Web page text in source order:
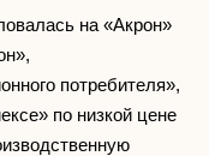
на «Акрон»
потребителя»,
по низкой цене